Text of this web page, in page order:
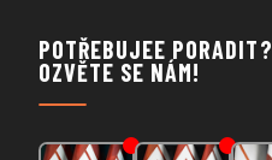
POTŘEBUJEE PORADIT?
OZVĚTE SE NÁM!